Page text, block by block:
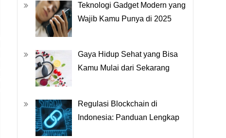
Teknologi Gadget Modern yang
Wajib Kamu Punya di 2025
Gaya Hidup Sehat yang Bisa
Kamu Mulai dari Sekarang
Regulasi Blockchain di
Indonesia: Panduan Lengkap